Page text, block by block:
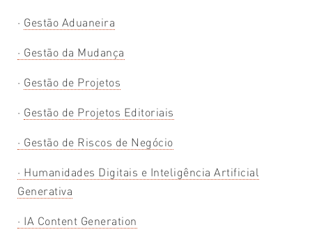
· Gestão Aduaneira
· Gestão da Mudança
· Gestão de Projetos
· Gestão de Projetos Editoriais
· Gestão de Riscos de Negócio
· Humanidades Digitais e Inteligência Artificial
Generativa
· IA Content Generation